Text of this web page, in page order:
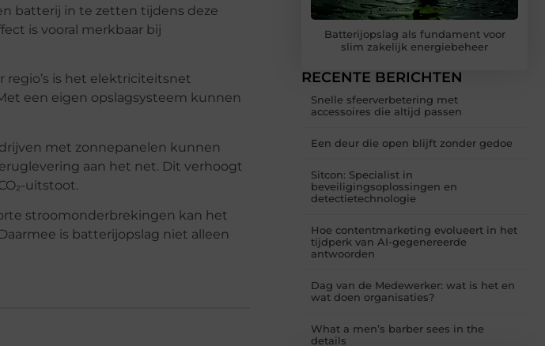
batterij in te zetten tijdens deze
is vooral merkbaar bij
regio’s is het elektriciteitsnet
een eigen opslagsysteem kunnen
met zonnepanelen kunnen
aan het net. Dit verhoogt
uitstoot.
stroomonderbrekingen kan het
is batterijopslag niet alleen
Batterijopslag als fundament voor
slim zakelijk energiebeheer
RECENTE BERICHTEN
Snelle sfeerverbetering met
accessoires die altijd passen
Een deur die open blijft zonder gedoe
Sitcon: Specialist in
beveiligingsoplossingen en
detectietechnologie
Hoe contentmarketing evolueert in het
tijdperk van AI-gegenereerde
antwoorden
Dag van de Medewerker: wat is het en
wat doen organisaties?
What a men’s barber sees in the
details